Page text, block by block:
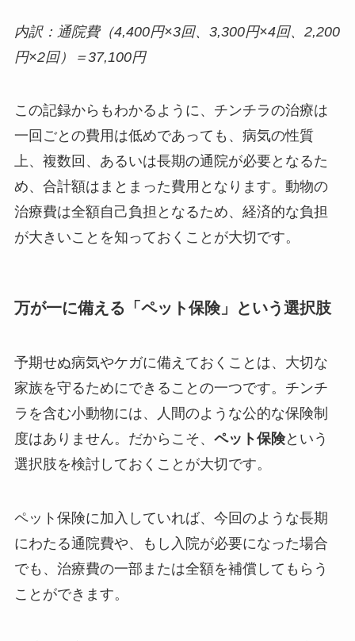
内訳：通院費（4,400円×3回、3,300円×4回、2,200
円×2回）＝37,100円
この記録からもわかるように、チンチラの治療は
一回ごとの費用は低めであっても、病気の性質
上、複数回、あるいは長期の通院が必要となるた
め、合計額はまとまった費用となります。動物の
治療費は全額自己負担となるため、経済的な負担
が大きいことを知っておくことが大切です。
万が一に備える「ペット保険」という選択肢
予期せぬ病気やケガに備えておくことは、大切な
家族を守るためにできることの一つです。チンチ
ラを含む小動物には、人間のような公的な保険制
度はありません。だからこそ、 ペット保険という
選択肢を検討しておくことが大切です。
ペット保険に加入していれば、今回のような長期
にわたる通院費や、もし入院が必要になった場合
でも、治療費の一部または全額を補償してもらう
ことができます。